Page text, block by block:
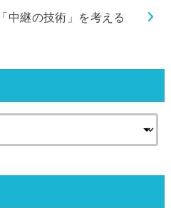
中継の技術」を考える